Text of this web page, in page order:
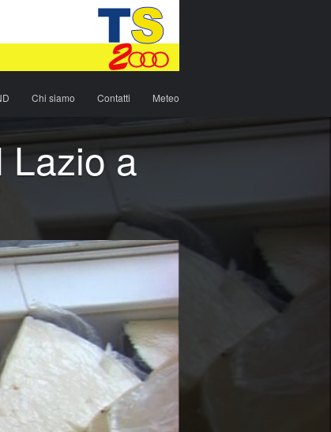
Chi siamo Contatti Meteo
Lazio a